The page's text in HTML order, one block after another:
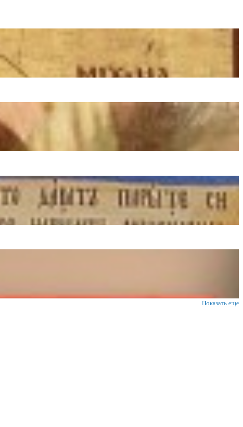
Показать еще